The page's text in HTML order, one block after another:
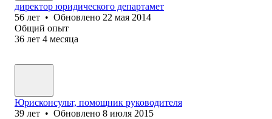
директор юридического департамет
56 лет • Обновлено 22 мая 2014
Общий опыт
36 лет 4 месяца
Юрисконсульт, помощник руководителя
39 лет • Обновлено 8 июля 2015